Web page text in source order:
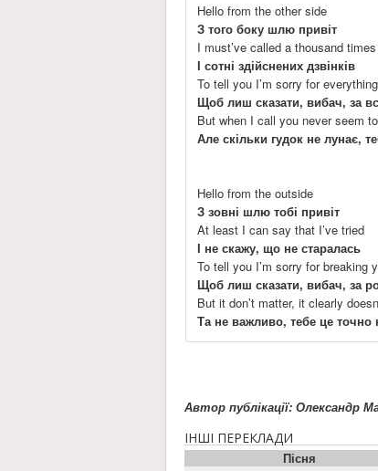
Hello from the other side
З того боку шлю привіт
I must’ve called a thousand times
І сотні здійснених дзвінків
To tell you I’m sorry for
Щоб лиш сказати, вибач, за
But when I call you never seem
Але скільки гудок не лунає,
Hello from the outside
З зовні шлю тобі привіт
At least I can say that I’ve tried
І не скажу, що не старалась
To tell you I’m sorry for breaking
Щоб лиш сказати, вибач, за
But it don’t matter, it clearly
Та не важливо, тебе це точно
Автор публікації: Олександр
ІНШІ ПЕРЕКЛАДИ
Пісня